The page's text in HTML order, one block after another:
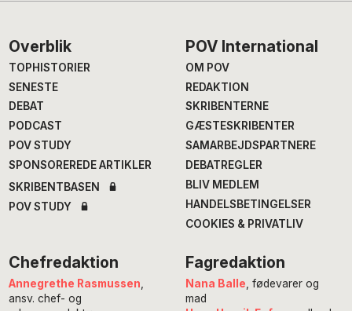
Footer
Overblik
TOPHISTORIER
SENESTE
DEBAT
PODCAST
POV STUDY
SPONSOREREDE ARTIKLER
SKRIBENTBASEN
POV STUDY
POV International
OM POV
REDAKTION
SKRIBENTERNE
GÆSTESKRIBENTER
SAMARBEJDSPARTNERE
DEBATREGLER
BLIV MEDLEM
HANDELSBETINGELSER
COOKIES & PRIVATLIV
Chefredaktion
Annegrethe Rasmussen
ansv. chef- og
Fagredaktion
Nana Balle , fødevarer og
mad